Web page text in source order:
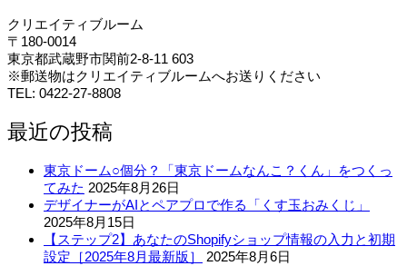
クリエイティブルーム
〒180-0014
東京都武蔵野市関前2-8-11 603
※郵送物はクリエイティブルームへお送りください
TEL: 0422-27-8808
最近の投稿
東京ドーム○個分？「東京ドームなんこ？くん」をつくっ
てみた 2025年8月26日
デザイナーがAIとペアプロで作る「くす玉おみくじ」
2025年8月15日
【ステップ2】あなたのShopifyショップ情報の入力と初期
設定［2025年8月最新版］
2025年8月6日